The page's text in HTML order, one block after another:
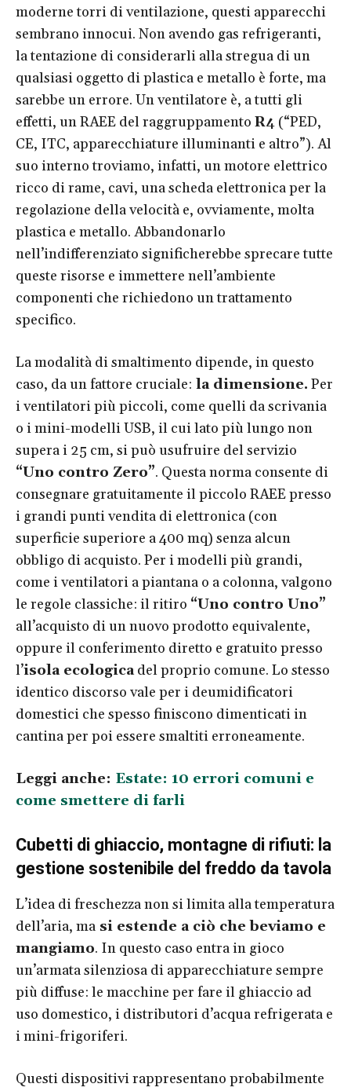
moderne torri di ventilazione, questi apparecchi
sembrano innocui. Non avendo gas refrigeranti,
la tentazione di considerarli alla stregua di un
qualsiasi oggetto di plastica e metallo è forte, ma
sarebbe un errore. Un ventilatore è, a tutti gli
effetti, un RAEE del raggruppamento R4 (“PED,
CE, ITC, apparecchiature illuminanti e altro”). Al
suo interno troviamo, infatti, un motore elettrico
ricco di rame, cavi, una scheda elettronica per la
regolazione della velocità e, ovviamente, molta
plastica e metallo. Abbandonarlo
nell’indifferenziato significherebbe sprecare tutte
queste risorse e immettere nell’ambiente
componenti che richiedono un trattamento
specifico.
La modalità di smaltimento dipende, in questo
caso, da un fattore cruciale: la dimensione. Per
i ventilatori più piccoli, come quelli da scrivania
o i mini-modelli USB, il cui lato più lungo non
supera i 25 cm, si può usufruire del servizio
“Uno contro Zero”. Questa norma consente di
consegnare gratuitamente il piccolo RAEE presso
i grandi punti vendita di elettronica (con
superficie superiore a 400 mq) senza alcun
obbligo di acquisto. Per i modelli più grandi,
come i ventilatori a piantana o a colonna, valgono
le regole classiche: il ritiro “Uno contro Uno”
all’acquisto di un nuovo prodotto equivalente,
oppure il conferimento diretto e gratuito presso
l’isola ecologicadel proprio comune. Lo stesso
identico discorso vale per i deumidificatori
domestici che spesso finiscono dimenticati in
cantina per poi essere smaltiti erroneamente.
Leggi anche: Estate: 10 errori comuni e
come smettere di farli
Cubetti di ghiaccio, montagne di rifiuti: la
gestione sostenibile del freddo da tavola
L’idea di freschezza non si limita alla temperatura
dell’aria, ma si estende a ciò che beviamo e
mangiamo. In questo caso entra in gioco
un’armata silenziosa di apparecchiature sempre
più diffuse: le macchine per fare il ghiaccio ad
uso domestico, i distributori d’acqua refrigerata e
i mini-frigoriferi.
Questi dispositivi rappresentano probabilmente